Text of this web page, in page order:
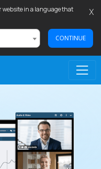
website in a language that
CONTINUE
X